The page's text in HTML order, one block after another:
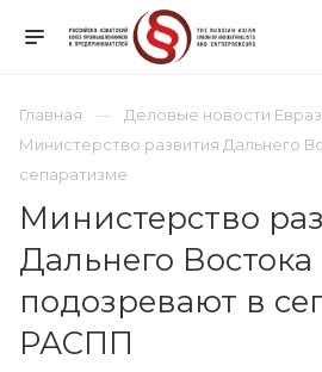
Главная
Деловые новости
Министерство развития Дальнего
сепаратизме
Министерство
Дальнего Востока
подозревают в
РАСПП